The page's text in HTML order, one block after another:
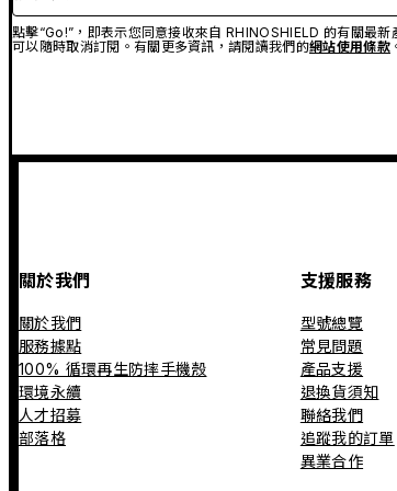
點擊“Go!”，即表示您同意接收來自 RHINOSHIELD 的有關最
可以隨時取消訂閱。有關更多資訊，請閱讀我們的網站使用條款
關於我們
關於我們
服務據點
100% 循環再生防摔手機殼
環境永續
人才招募
部落格
支援服務
型號總覽
常見問題
產品支援
退換貨須知
聯絡我們
追蹤我的訂單
異業合作